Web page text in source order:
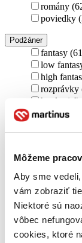
Môžeme
Aby sme
vám zobraziť
Niektoré sú
vôbec
cookies, ktoré
romány
poviedky
Podžáner
fantasy
low
high
rozprávky
hard sci-fi
sci-fi (19
magický
komiksy
Ďalšie
Autor
J.K.
J. K.